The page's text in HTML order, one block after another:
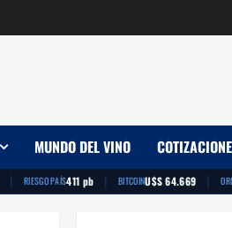
MUNDO DEL VINO
| RIESGO PAÍS411 pb | BITCOINU$S 64.669 |